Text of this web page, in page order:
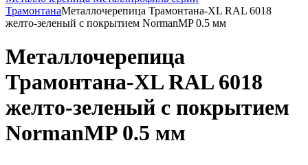
ТрамонтанаМеталлочерепица Трамонтана-XL RAL 6018
желто-зеленый с покрытием NormanMP 0.5 мм
Металлочерепица
Трамонтана-XL RAL 6018
желто-зеленый с покрытием
NormanMP 0.5 мм